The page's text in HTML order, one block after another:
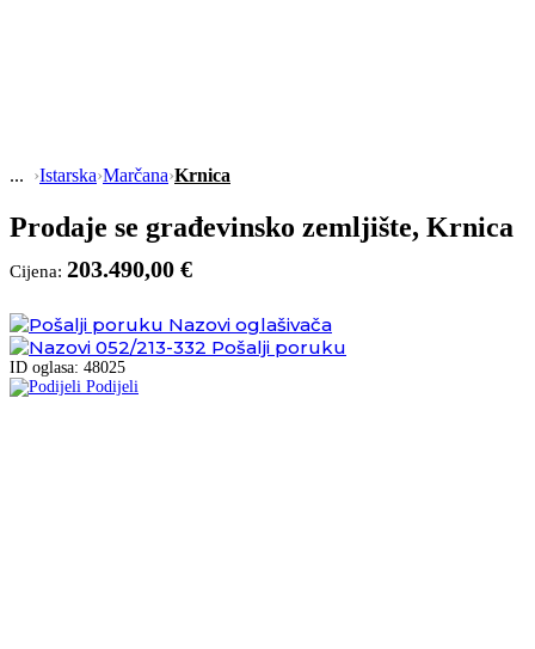
›Istarska›Marčana›Krnica
Prodaje se građevinsko zemljište, Krnica
Cijena: 203.490,00 €
Nazovi oglašivača
052/213-332 Pošalji poruku
ID oglasa: 48025
Podijeli